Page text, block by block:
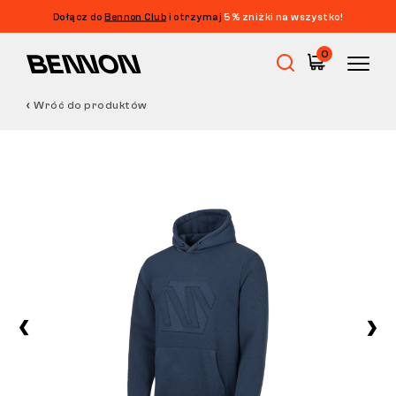
Dołącz doBennon Club i otrzymaj 5% zniżki na wszystko!
0
Obuwie casualowe
Wróć do produktów